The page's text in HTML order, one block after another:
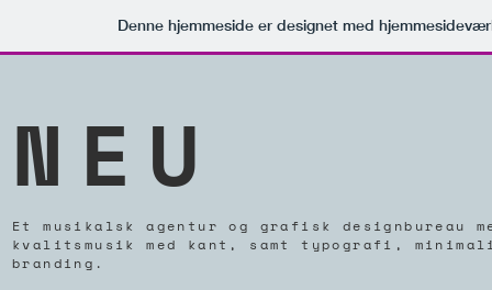
Denne hjemmeside er designet med
NEU
Et musikalsk agentur og grafisk designbureau
kvalitsmusik med kant, samt typografi,
branding.